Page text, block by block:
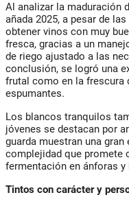
Al analizar la maduración
añada 2025, a pesar de
obtener vinos con muy
fresca, gracias a un
de riego ajustado a las
conclusión, se logró una
frutal como en la frescura
espumantes.
Los blancos tranquilos
jóvenes se destacan por
guarda muestran una
complejidad que promete
fermentación en ánforas y
Tintos con carácter y